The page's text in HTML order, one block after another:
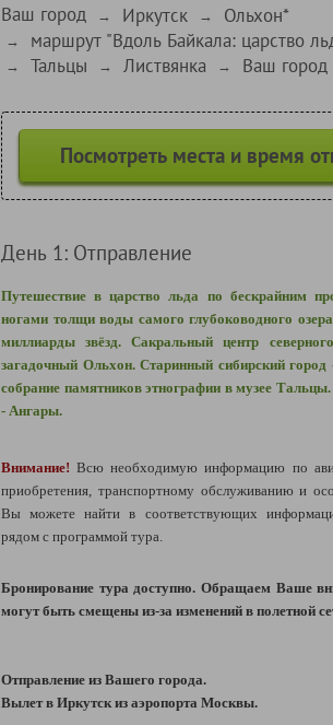
Ваш город → Иркутск → Ольхон*
→ маршрут "Вдоль Байкала: царство
→ Тальцы → Листвянка → Ваш город
Посмотреть места и время
День 1: Отправление
Путешествие в царство льда по бескрайним
ногами толщи воды самого глубоководного
миллиарды звёзд. Сакральный центр
загадочный Ольхон. Старинный сибирский
собрание памятников этнографии в музее
- Ангары.
Внимание! Всю необходимую информацию по
приобретения, транспортному обслуживанию и
Вы можете найти в соответствующих
рядом с программой тура.
Бронирование тура доступно. Обращаем Ваше
могут быть смещены из-за изменений в полетной
Отправление из Вашего города.
Вылет в Иркутск из аэропорта Москвы.